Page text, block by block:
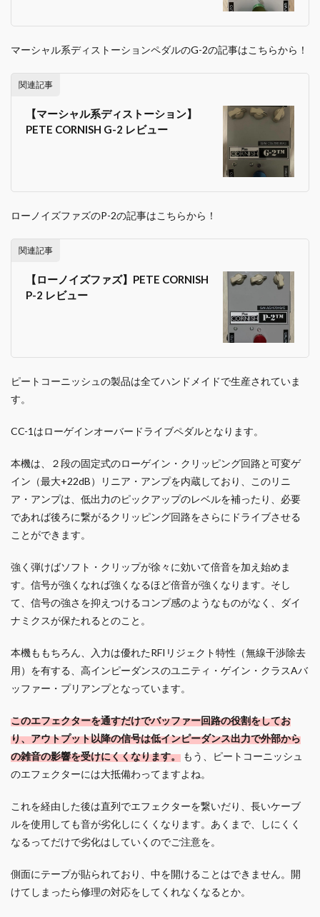
マーシャル系ディストーションペダルのG-2の記事はこちらから！
関連記事
【マーシャル系ディストーション】
PETE CORNISH G-2 レビュー
ローノイズファズのP-2の記事はこちらから！
関連記事
【ローノイズファズ】PETE CORNISH
P-2 レビュー
ピートコーニッシュの製品は全てハンドメイドで生産されていま
す。
CC-1はローゲインオーバードライブペダルとなります。
本機は、２段の固定式のローゲイン・クリッピング回路と可変ゲ
イン（最大+22dB）リニア・アンプを内蔵しており、このリニ
ア・アンプは、低出力のピックアップのレベルを補ったり、必要
であれば後ろに繋がるクリッピング回路をさらにドライブさせる
ことができます。
強く弾けばソフト・クリップが徐々に効いて倍音を加え始めま
す。信号が強くなれば強くなるほど倍音が強くなります。そし
て、信号の強さを抑えつけるコンプ感のようなものがなく、ダイ
ナミクスが保たれるとのこと。
本機ももちろん、入力は優れたRFIリジェクト特性（無線干渉除去
用）を有する、高インピーダンスのユニティ・ゲイン・クラスAバ
ッファー・プリアンプとなっています。
このエフェクターを通すだけでバッファー回路の役割をしてお
り、アウトプット以降の信号は低インピーダンス出力で外部から
の雑音の影響を受けにくくなります。 もう、ピートコーニッシュ
のエフェクターには大抵備わってますよね。
これを経由した後は直列でエフェクターを繋いだり、長いケーブ
ルを使用しても音が劣化しにくくなります。あくまで、しにくく
なるってだけで劣化はしていくのでご注意を。
側面にテープが貼られており、中を開けることはできません。開
けてしまったら修理の対応をしてくれなくなるとか。